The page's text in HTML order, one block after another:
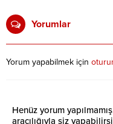
Yorumlar
Yorum yapabilmek için
Henüz yorum
aracılığıyla siz